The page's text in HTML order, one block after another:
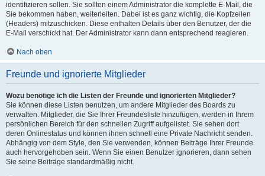
identifizieren sollen. Sie sollten einem Administrator die komplette E-Mail, die
Sie bekommen haben, weiterleiten. Dabei ist es ganz wichtig, die Kopfzeilen
(Headers) mitzuschicken. Diese enthalten Details über den Benutzer, der die
E-Mail verschickt hat. Der Administrator kann dann entsprechend reagieren.
Nach oben
Freunde und ignorierte Mitglieder
Wozu benötige ich die Listen der Freunde und ignorierten Mitglieder?
Sie können diese Listen benutzen, um andere Mitglieder des Boards zu
verwalten. Mitglieder, die Sie Ihrer Freundesliste hinzufügen, werden in Ihrem
persönlichen Bereich für den schnellen Zugriff aufgelistet. Sie sehen dort
deren Onlinestatus und können ihnen schnell eine Private Nachricht senden.
Abhängig von dem Style, den Sie verwenden, können Beiträge Ihrer Freunde
auch hervorgehoben sein. Wenn Sie einen Benutzer ignorieren, dann sehen
Sie seine Beiträge standardmäßig nicht.